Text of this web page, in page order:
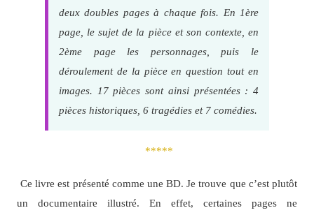
deux doubles pages à chaque fois. En 1ère
page, le sujet de la pièce et son contexte, en
2ème page les personnages, puis le
déroulement de la pièce en question tout en
images. 17 pièces sont ainsi présentées : 4
pièces historiques, 6 tragédies et 7 comédies.
*****
Ce livre est présenté comme une BD. Je trouve que c’est plutôt
un documentaire illustré. En effet, certaines pages ne